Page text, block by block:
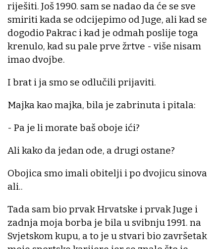
riješiti. Još 1990. sam se nadao da će se sve
smiriti kada se odcijepimo od Juge, ali kad se
dogodio Pakrac i kad je odmah poslije toga
krenulo, kad su pale prve žrtve - više nisam
imao dvojbe.
I brat i ja smo se odlučili prijaviti.
Majka kao majka, bila je zabrinuta i pitala:
- Pa je li morate baš oboje ići?
Ali kako da jedan ode, a drugi ostane?
Obojica smo imali obitelji i po dvojicu sinova
ali..
Tada sam bio prvak Hrvatske i prvak Juge i
zadnja moja borba je bila u svibnju 1991. na
Svjetskom kupu, a to je u stvari bio završetak